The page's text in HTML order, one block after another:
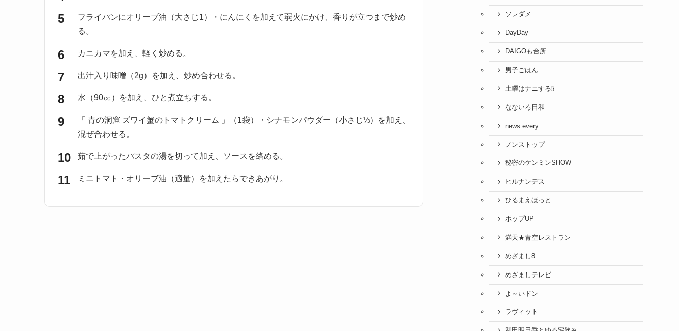
フライパンにオリーブ油（大さじ1）・にんにくを加えて弱火にかけ、香りが立つまで炒め
る。
カニカマを加え、軽く炒める。
出汁入り味噌（2g）を加え、炒め合わせる。
水（90㏄）を加え、ひと煮立ちする。
「 青の洞窟 ズワイ蟹のトマトクリーム 」（1袋）・シナモンパウダー（小さじ⅓）を加え、
混ぜ合わせる。
茹で上がったパスタの湯を切って加え、ソースを絡める。
ミニトマト・オリーブ油（適量）を加えたらできあがり。
ソレダメ
DayDay
DAIGOも台所
男子ごはん
土曜はナニする⁉
なないろ日和
news every.
ノンストップ
秘密のケンミンSHOW
ヒルナンデス
ひるまえほっと
ポップUP
満天★青空レストラン
めざまし8
めざましテレビ
よ～いドン
ラヴィット